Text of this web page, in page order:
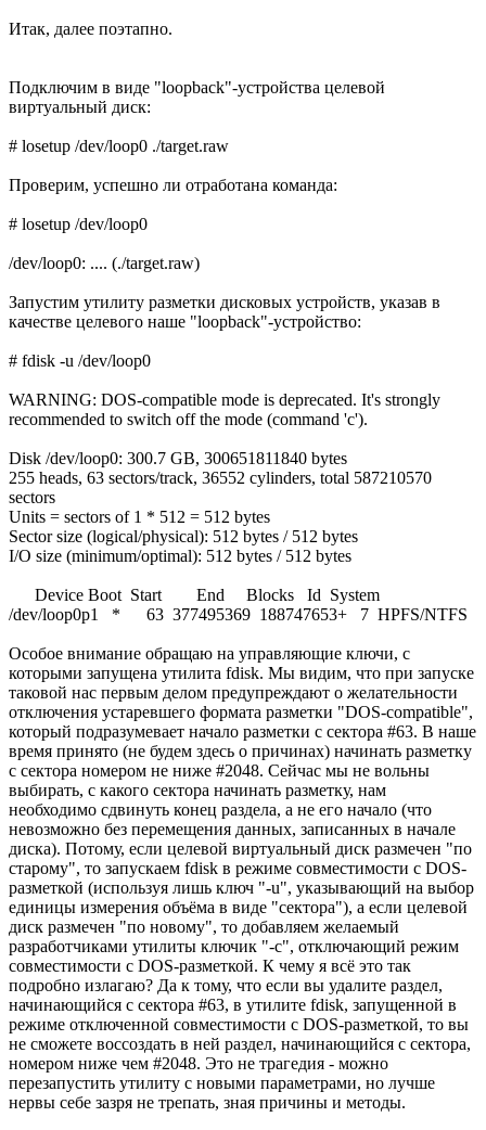
Итак, далее поэтапно.
Подключим в виде "loopback"-устройства целевой
виртуальный диск:
# losetup /dev/loop0 ./target.raw
Проверим, успешно ли отработана команда:
# losetup /dev/loop0
/dev/loop0: .... (./target.raw)
Запустим утилиту разметки дисковых устройств, указав в
качестве целевого наше "loopback"-устройство:
# fdisk -u /dev/loop0
WARNING: DOS-compatible mode is deprecated. It's strongly
recommended to switch off the mode (command 'c').
Disk /dev/loop0: 300.7 GB, 300651811840 bytes
255 heads, 63 sectors/track, 36552 cylinders, total 587210570
sectors
Units = sectors of 1 * 512 = 512 bytes
Sector size (logical/physical): 512 bytes / 512 bytes
I/O size (minimum/optimal): 512 bytes / 512 bytes
Device Boot Start End Blocks Id System
/dev/loop0p1 * 63 377495369 188747653+ 7 HPFS/NTFS
Особое внимание обращаю на управляющие ключи, с
которыми запущена утилита fdisk. Мы видим, что при запуске
таковой нас первым делом предупреждают о желательности
отключения устаревшего формата разметки "DOS-compatible",
который подразумевает начало разметки с сектора #63. В наше
время принято (не будем здесь о причинах) начинать разметку
с сектора номером не ниже #2048. Сейчас мы не вольны
выбирать, с какого сектора начинать разметку, нам
необходимо сдвинуть конец раздела, а не его начало (что
невозможно без перемещения данных, записанных в начале
диска). Потому, если целевой виртуальный диск размечен "по
старому", то запускаем fdisk в режиме совместимости с DOS-
разметкой (используя лишь ключ "-u", указывающий на выбор
единицы измерения объёма в виде "сектора"), а если целевой
диск размечен "по новому", то добавляем желаемый
разработчиками утилиты ключик "-c", отключающий режим
совместимости с DOS-разметкой. К чему я всё это так
подробно излагаю? Да к тому, что если вы удалите раздел,
начинающийся с сектора #63, в утилите fdisk, запущенной в
режиме отключенной совместимости с DOS-разметкой, то вы
не сможете воссоздать в ней раздел, начинающийся с сектора,
номером ниже чем #2048. Это не трагедия - можно
перезапустить утилиту с новыми параметрами, но лучше
нервы себе зазря не трепать, зная причины и методы.